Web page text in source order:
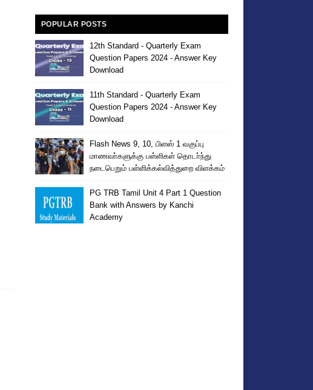
POPULAR POSTS
12th Standard - Quarterly Exam
Question Papers 2024 - Answer Key
Download
11th Standard - Quarterly Exam
Question Papers 2024 - Answer Key
Download
Flash News 9, 10, பிளஸ் 1 வகுப்பு
மாணவா்களுக்கு பள்ளிகள் தொடா்ந்து
நடைபெறும் பள்ளிக்கல்வித்துறை விளக்கம்
PG TRB Tamil Unit 4 Part 1 Question
Bank with Answers by Kanchi
Academy